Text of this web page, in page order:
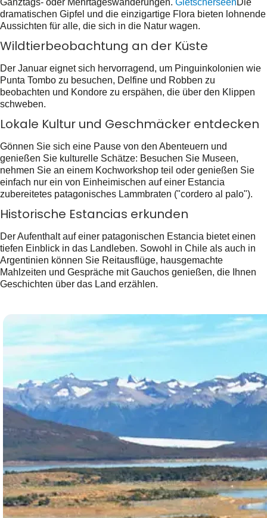
Ganztags- oder Mehrtageswanderungen. GletscherseenDie
dramatischen Gipfel und die einzigartige Flora bieten lohnende
Aussichten für alle, die sich in die Natur wagen.
Wildtierbeobachtung an der Küste
Der Januar eignet sich hervorragend, um Pinguinkolonien wie
Punta Tombo zu besuchen, Delfine und Robben zu
beobachten und Kondore zu erspähen, die über den Klippen
schweben.
Lokale Kultur und Geschmäcker entdecken
Gönnen Sie sich eine Pause von den Abenteuern und
genießen Sie kulturelle Schätze: Besuchen Sie Museen,
nehmen Sie an einem Kochworkshop teil oder genießen Sie
einfach nur ein von Einheimischen auf einer Estancia
zubereitetes patagonisches Lammbraten ("cordero al palo").
Historische Estancias erkunden
Der Aufenthalt auf einer patagonischen Estancia bietet einen
tiefen Einblick in das Landleben. Sowohl in Chile als auch in
Argentinien können Sie Reitausflüge, hausgemachte
Mahlzeiten und Gespräche mit Gauchos genießen, die Ihnen
Geschichten über das Land erzählen.